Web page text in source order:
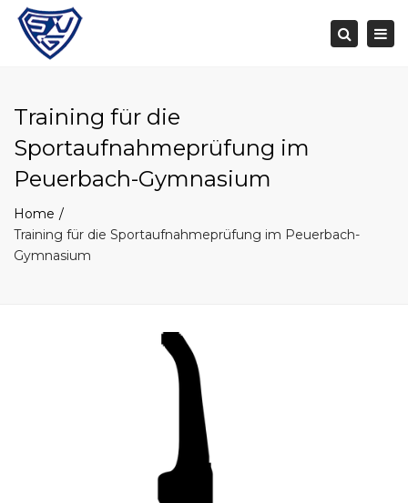
Training für die
Sportaufnahmeprüfung im
Peuerbach-Gymnasium
Home
Training für die Sportaufnahmeprüfung im Peuerbach-
Gymnasium